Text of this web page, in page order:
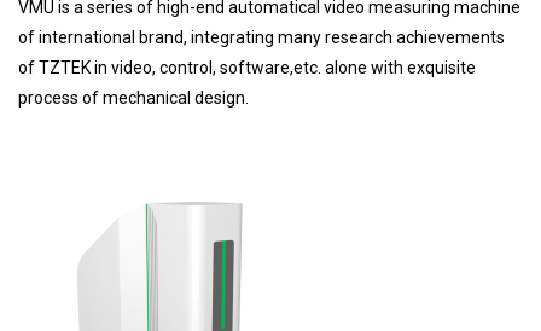
VMU is a series of high-end automatical video measuring machine
of international brand, integrating many research achievements
of TZTEK in video, control, software,etc. alone with exquisite
process of mechanical design.